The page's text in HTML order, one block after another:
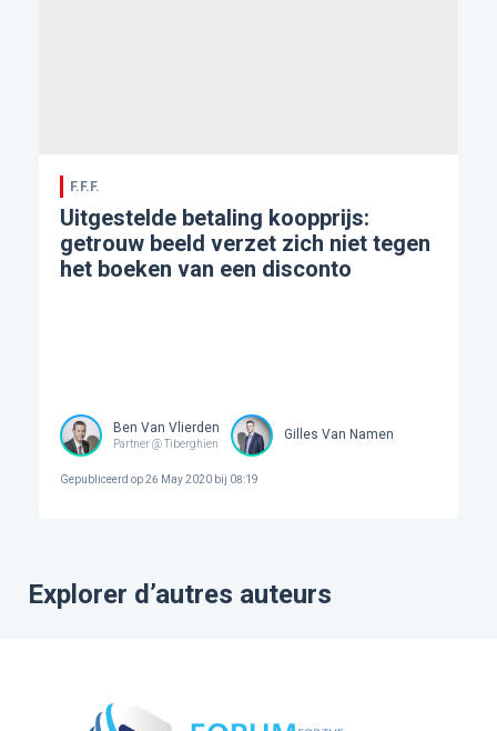
F.F.F.
Uitgestelde betaling koopprijs:
getrouw beeld verzet zich niet tegen
het boeken van een disconto
Ben Van Vlierden
Partner @ Tiberghien
Gilles Van Namen
Gepubliceerd op26 May 2020 bij 08:19
Explorer d’autres auteurs